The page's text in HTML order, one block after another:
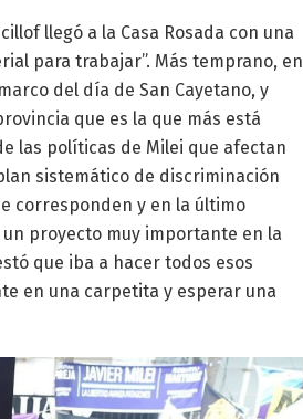
llegó a la Casa Rosada con una
para trabajar”. Más temprano, en
del día de San Cayetano, y
que es la que más está
las políticas de Milei que afectan
sistemático de discriminación
corresponden y en la último
proyecto muy importante en la
que iba a hacer todos esos
en una carpetita y esperar una